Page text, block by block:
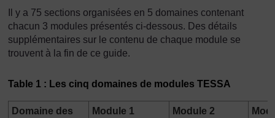
Il y a 75 sections organisées en 5 domaines contenant
chacun 3 modules présentés ci-dessous. Des détails
supplémentaires sur le contenu de chaque module se
trouvent à la fin de ce guide.
Table 1 : Les cinq domaines de modules TESSA
Domaine des
Module 1 Module 2